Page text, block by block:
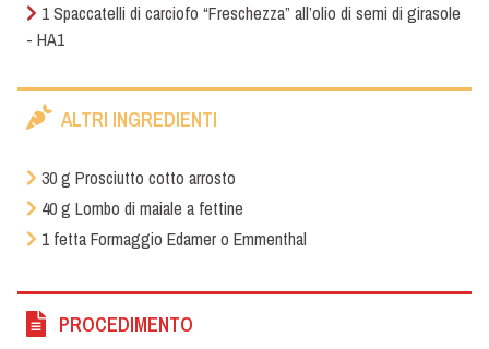
1 Spaccatelli di carciofo “Freschezza” all’olio di semi di girasole
- HA1
ALTRI INGREDIENTI
30 g Prosciutto cotto arrosto
40 g Lombo di maiale a fettine
1 fetta Formaggio Edamer o Emmenthal
PROCEDIMENTO